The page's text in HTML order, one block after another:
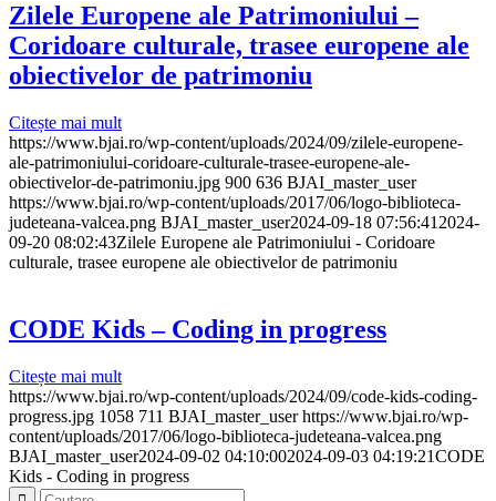
Zilele Europene ale Patrimoniului –
Coridoare culturale, trasee europene ale
obiectivelor de patrimoniu
Citește mai mult
https://www.bjai.ro/wp-content/uploads/2024/09/zilele-europene-
ale-patrimoniului-coridoare-culturale-trasee-europene-ale-
obiectivelor-de-patrimoniu.jpg 900 636 BJAI_master_user
https://www.bjai.ro/wp-content/uploads/2017/06/logo-biblioteca-
judeteana-valcea.png BJAI_master_user2024-09-18 07:56:41 2024-
09-20 08:02:43Zilele Europene ale Patrimoniului - Coridoare
culturale, trasee europene ale obiectivelor de patrimoniu
CODE Kids – Coding in progress
Citește mai mult
https://www.bjai.ro/wp-content/uploads/2024/09/code-kids-coding-
progress.jpg 1058 711 BJAI_master_user https://www.bjai.ro/wp-
content/uploads/2017/06/logo-biblioteca-judeteana-valcea.png
BJAI_master_user2024-09-02 04:10:002024-09-03 04:19:21CODE
Kids - Coding in progress